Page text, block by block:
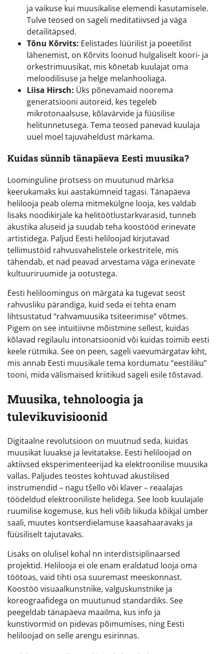
ja vaikuse kui muusikalise elemendi kasutamisele.
Tulve teosed on sageli meditatiivsed ja väga
detailitäpsed.
Tõnu Kõrvits: Eelistades lüürilist ja poeetilist
lähenemist, on Kõrvits loonud hulgaliselt koori- ja
orkestrimuusikat, mis kõnetab kuulajat oma
meloodilisuse ja helge melanhooliaga.
Liisa Hirsch: Üks põnevamaid noorema
generatsiooni autoreid, kes tegeleb
mikrotonaalsuse, kõlavärvide ja füüsilise
helitunnetusega. Tema teosed panevad kuulaja
uuel moel tajuvaheldust märkama.
Kuidas sünnib tänapäeva Eesti muusika?
Loominguline protsess on muutunud märksa
keerukamaks kui aastakümneid tagasi. Tänapäeva
helilooja peab olema mitmekülgne looja, kes valdab
lisaks noodikirjale ka helitöötlustarkvarasid, tunneb
akustika aluseid ja suudab teha koostööd erinevate
artistidega. Paljud Eesti heliloojad kirjutavad
tellimustöid rahvusvahelistele orkestritele, mis
tähendab, et nad peavad arvestama väga erinevate
kultuuriruumide ja ootustega.
Eesti heliloomingus on märgata ka tugevat seost
rahvusliku pärandiga, kuid seda ei tehta enam
lihtsustatud “rahvamuusika tsiteerimise” võtmes.
Pigem on see intuitiivne mõistmine sellest, kuidas
kõlavad regilaulu intonatsioonid või kuidas toimib eesti
keele rütmika. See on peen, sageli vaevumärgatav kiht,
mis annab Eesti muusikale tema kordumatu “eestiliku”
tooni, mida välismaised kriitikud sageli esile tõstavad.
Muusika, tehnoloogia ja
tulevikuvisioonid
Digitaalne revolutsioon on muutnud seda, kuidas
muusikat luuakse ja levitatakse. Eesti heliloojad on
aktiivsed eksperimenteerijad ka elektroonilise muusika
vallas. Paljudes teostes kohtuvad akustilised
instrumendid – nagu tšello või klaver – reaalajas
töödeldud elektrooniliste helidega. See loob kuulajale
ruumilise kogemuse, kus heli võib liikuda kõikjal ümber
saali, muutes kontserdielamuse kaasahaaravaks ja
füüsiliselt tajutavaks.
Lisaks on olulisel kohal nn interdistsiplinaarsed
projektid. Helilooja ei ole enam eraldatud looja oma
töötoas, vaid tihti osa suuremast meeskonnast.
Koostöö visuaalkunstnike, valguskunstnike ja
koreograafidega on muutunud standardiks. See
peegeldab tänapäeva maailma, kus info ja
kunstivormid on pidevas põimumises, ning Eesti
heliloojad on selle arengu esirinnas.